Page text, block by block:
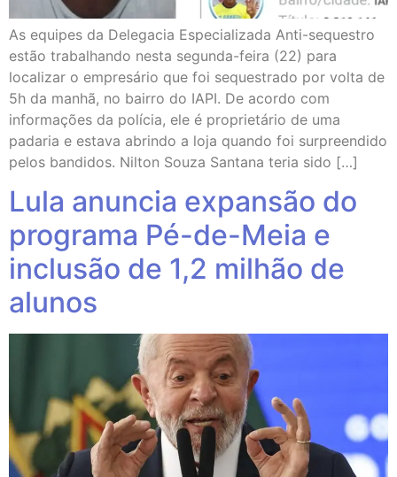
As equipes da Delegacia Especializada Anti-sequestro
estão trabalhando nesta segunda-feira (22) para
localizar o empresário que foi sequestrado por volta de
5h da manhã, no bairro do IAPI. De acordo com
informações da polícia, ele é proprietário de uma
padaria e estava abrindo a loja quando foi surpreendido
pelos bandidos. Nilton Souza Santana teria sido […]
Lula anuncia expansão do
programa Pé-de-Meia e
inclusão de 1,2 milhão de
alunos